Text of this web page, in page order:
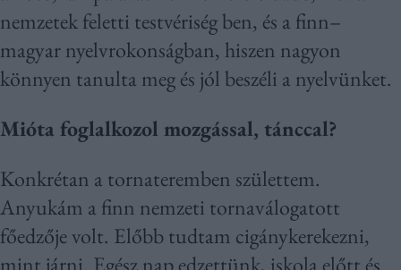
nemzetek feletti testvériség ben, és a finn–
magyar nyelvrokonságban, hiszen nagyon
könnyen tanulta meg és jól beszéli a nyelvünket.
Mióta foglalkozol mozgással, tánccal?
Konkrétan a tornateremben születtem.
Anyukám a finn nemzeti tornaválogatott
főedzője volt. Előbb tudtam cigánykerekezni,
mint járni. Egész nap edzettünk, iskola előtt és